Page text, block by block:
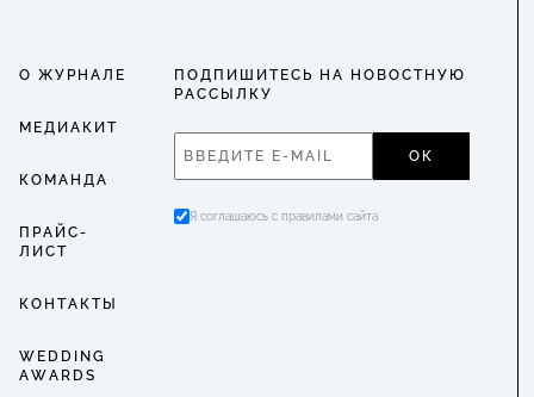
О ЖУРНАЛЕ
МЕДИАКИТ
КОМАНДА
ПРАЙС-
ЛИСТ
КОНТАКТЫ
WEDDING
AWARDS
ПОДПИШИТЕСЬ НА НОВОСТНУЮ
РАССЫЛКУ
ОК
Я соглашаюсь с правилами сайта